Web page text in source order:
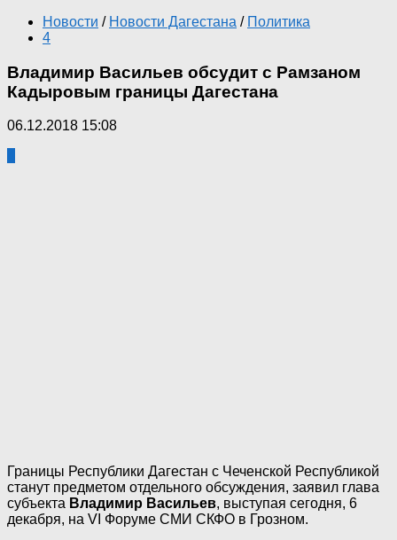
Новости / Новости Дагестана / Политика
4
Владимир Васильев обсудит с Рамзаном
Кадыровым границы Дагестана
06.12.2018 15:08
Границы Республики Дагестан с Чеченской Республикой
станут предметом отдельного обсуждения, заявил глава
субъекта Владимир Васильев, выступая сегодня, 6
декабря, на VI Форуме СМИ СКФО в Грозном.